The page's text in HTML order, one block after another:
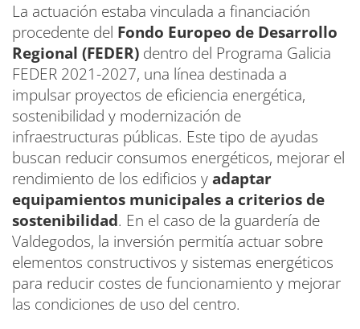
La actuación estaba vinculada a financiación
procedente del Fondo Europeo de Desarrollo
Regional (FEDER) dentro del Programa Galicia
FEDER 2021-2027, una línea destinada a
impulsar proyectos de eficiencia energética,
sostenibilidad y modernización de
infraestructuras públicas. Este tipo de ayudas
buscan reducir consumos energéticos, mejorar el
rendimiento de los edificios yadaptar
equipamientos municipales a criterios de
sostenibilidad. En el caso de la guardería de
Valdegodos, la inversión permitía actuar sobre
elementos constructivos y sistemas energéticos
para reducir costes de funcionamiento y mejorar
las condiciones de uso del centro.